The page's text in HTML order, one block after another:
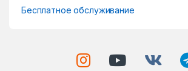
Бесплатное обслуживание